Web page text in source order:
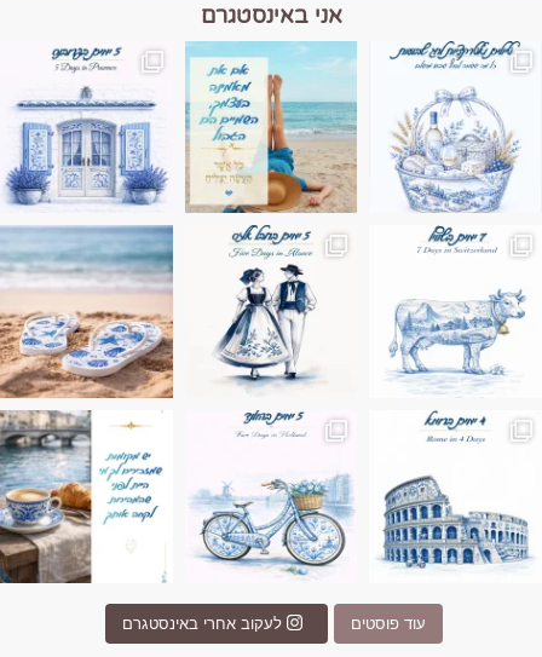
אני באינסטגרם
הם הגבול 💙🩵
בחבל אלזס צרפת
בחופשה שבו הכל נהיה פשוט יותר. החול, הי
Instagram post
Instagram post 17994326828955248
עוד פוסטים לעקוב אחרי באינסטגרם